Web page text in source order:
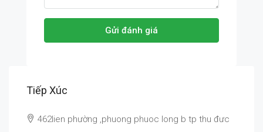
Gửi đánh giá
Tiếp Xúc
462lien phường ,phuong phuoc long b tp thu đưc